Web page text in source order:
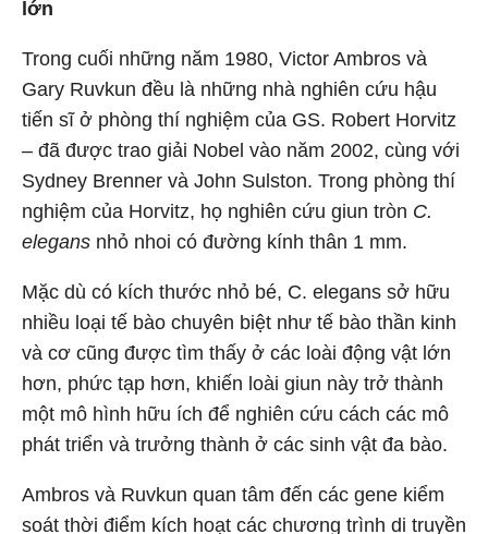
lớn
Trong cuối những năm 1980, Victor Ambros và
Gary Ruvkun đều là những nhà nghiên cứu hậu
tiến sĩ ở phòng thí nghiệm của GS. Robert Horvitz
– đã được trao giải Nobel vào năm 2002, cùng với
Sydney Brenner và John Sulston. Trong phòng thí
nghiệm của Horvitz, họ nghiên cứu giun tròn C.
elegans nhỏ nhoi có đường kính thân 1 mm.
Mặc dù có kích thước nhỏ bé, C. elegans sở hữu
nhiều loại tế bào chuyên biệt như tế bào thần kinh
và cơ cũng được tìm thấy ở các loài động vật lớn
hơn, phức tạp hơn, khiến loài giun này trở thành
một mô hình hữu ích để nghiên cứu cách các mô
phát triển và trưởng thành ở các sinh vật đa bào.
Ambros và Ruvkun quan tâm đến các gene kiểm
soát thời điểm kích hoạt các chương trình di truyền